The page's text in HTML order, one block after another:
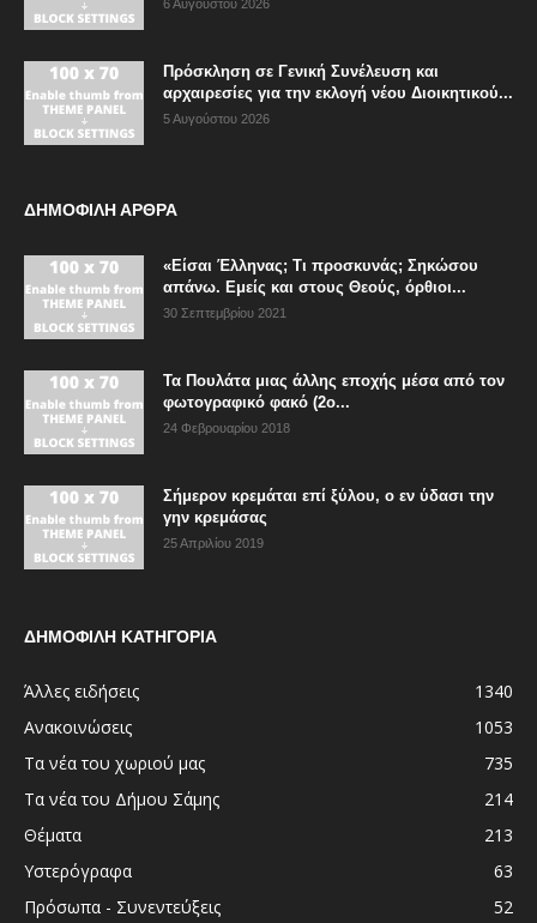
6 Αυγούστου 2026
Πρόσκληση σε Γενική Συνέλευση και
αρχαιρεσίες για την εκλογή νέου Διοικητικού...
5 Αυγούστου 2026
ΔΗΜΟΦΙΛΗ ΑΡΘΡΑ
«Είσαι Έλληνας; Τι προσκυνάς; Σηκώσου
απάνω. Εμείς και στους Θεούς, όρθιοι...
30 Σεπτεμβρίου 2021
Τα Πουλάτα μιας άλλης εποχής μέσα από τον
φωτογραφικό φακό (2ο...
24 Φεβρουαρίου 2018
Σήμερον κρεμάται επί ξύλου, ο εν ύδασι την
γην κρεμάσας
25 Απριλίου 2019
ΔΗΜΟΦΙΛΗ ΚΑΤΗΓΟΡΙΑ
Άλλες ειδήσεις
1340
Ανακοινώσεις
1053
Τα νέα του χωριού μας
735
Τα νέα του Δήμου Σάμης
214
Θέματα
213
Υστερόγραφα
63
Πρόσωπα - Συνεντεύξεις
52